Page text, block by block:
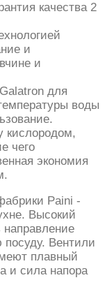
качества 2
и
и
для
воды
кислородом,
чего
экономия
Paini -
Высокий
направление
посуду. Вентили
плавный
и сила напора